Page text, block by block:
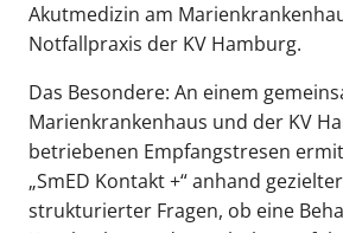
Akutmedizin am
Notfallpraxis der KV Hamburg.
Das Besondere: An einem
Marienkrankenhaus und der KV
betriebenen Empfangstresen
„SmED Kontakt +“ anhand
strukturierter Fragen, ob eine